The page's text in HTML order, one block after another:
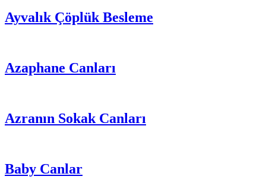
Ayvalık Çöplük Besleme
Azaphane Canları
Azranın Sokak Canları
Baby Canlar